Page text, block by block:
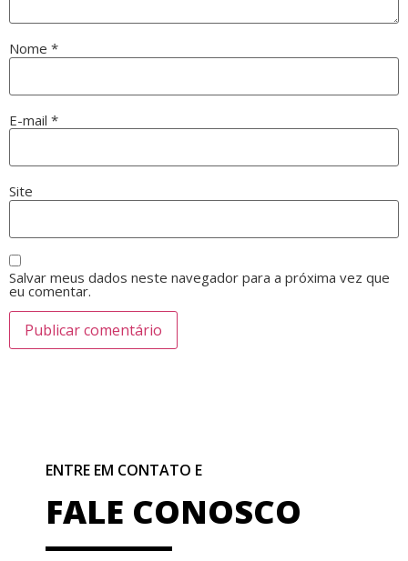
Nome *
E-mail *
Site
Salvar meus dados neste navegador para a próxima vez que
eu comentar.
ENTRE EM CONTATO E
FALE CONOSCO